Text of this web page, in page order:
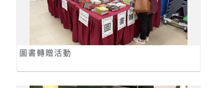
圖書轉贈活動